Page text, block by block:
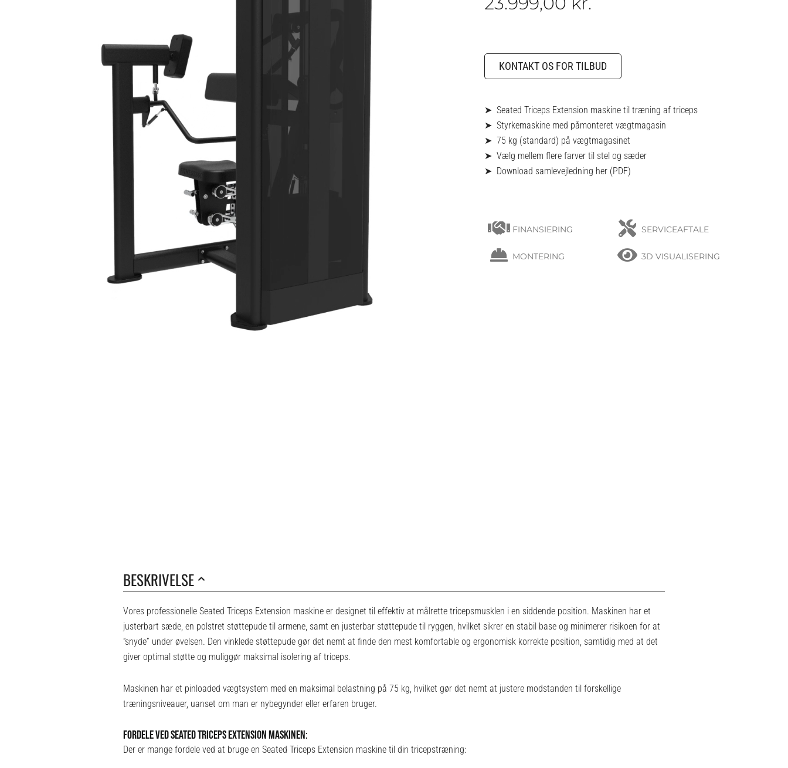
KONTAKT OS FOR TILBUD
➤ Seated Triceps Extension maskine til træning af triceps
➤ Styrkemaskine med påmonteret vægtmagasin
➤ 75 kg (standard) på vægtmagasinet
➤ Vælg mellem flere farver til stel og sæder
➤ Download samlevejledning her (PDF)
FINANSIERING SERVICEAFTALE
MONTERING 3D VISUALISERING
BESKRIVELSE
Vores professionelle Seated Triceps Extension maskine er designet til effektiv at målrette tricepsmusklen i en siddende position. Maskinen har et
justerbart sæde, en polstret støttepude til armene, samt en justerbar støttepude til ryggen, hvilket sikrer en stabil base og minimerer risikoen for at
“snyde” under øvelsen. Den vinklede støttepude gør det nemt at finde den mest komfortable og ergonomisk korrekte position, samtidig med at det
giver optimal støtte og muliggør maksimal isolering af triceps.
Maskinen har et pinloaded vægtsystem med en maksimal belastning på 75 kg, hvilket gør det nemt at justere modstanden til forskellige
træningsniveauer, uanset om man er nybegynder eller erfaren bruger.
FORDELE VED SEATED TRICEPS EXTENSION MASKINEN:
Der er mange fordele ved at bruge en Seated Triceps Extension maskine til din tricepstræning: